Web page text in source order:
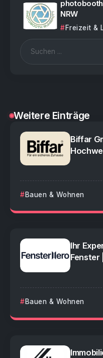
NRW
Freizeit &
Weitere Einträge
Biffar
Bauen & Wohnen
Ihr
Fenster
Bauen & Wohnen